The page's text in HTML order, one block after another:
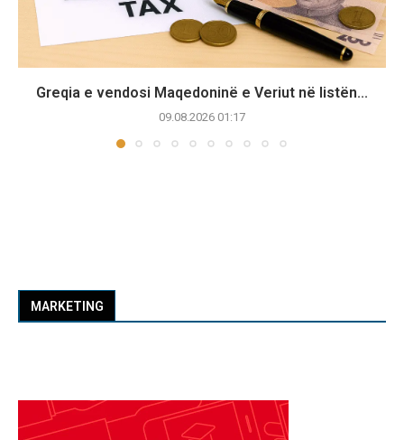
Greqia e vendosi Maqedoninë e Veriut në listën...
09.08.2026 01:17
MARKETING